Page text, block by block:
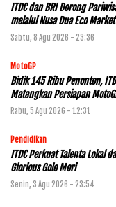
ITDC dan BRI Dorong
melalui Nusa Dua Eco
Sabtu, 8 Agu 2026 - 23:36
MotoGP
Bidik 145 Ribu Penonton,
Matangkan Persiapan
Rabu, 5 Agu 2026 - 12:31
Pendidikan
ITDC Perkuat Talenta Lokal
Glorious Golo Mori
Senin, 3 Agu 2026 - 23:54